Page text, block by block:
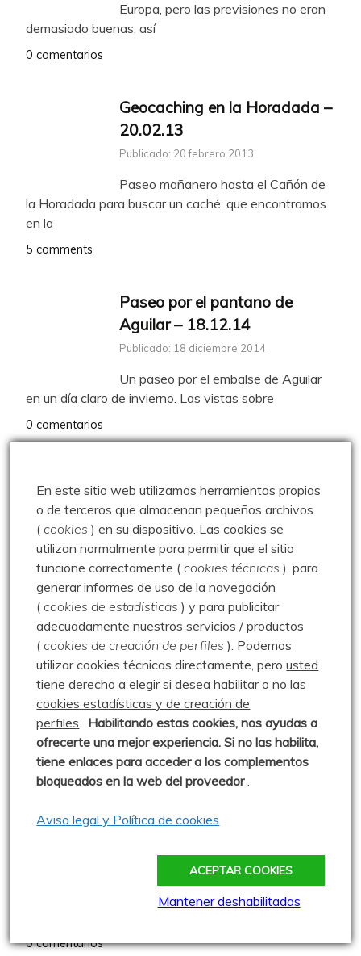
Europa, pero las previsiones no eran
demasiado buenas, así
0 comentarios
Geocaching en la Horadada –
20.02.13
Publicado: 20 febrero 2013
Paseo mañanero hasta el Cañón de
la Horadada para buscar un caché, que encontramos
en la
5 comments
Paseo por el pantano de
Aguilar – 18.12.14
Publicado: 18 diciembre 2014
Un paseo por el embalse de Aguilar
en un día claro de invierno. Las vistas sobre
0 comentarios
Paseo corto por el Monte Calar,
aprovechando la mañana soleada.
Dejamos el coche en la Aceña
0 comentarios
Alto Camportillo – Monte
Calar – 07.11.04
Publicado: 7 noviembre 2004
Otro paseo con el grupo del que poco
despues saldría el Club de Montaña La Escalerilla.
0 comentarios
Mata del Fraile – 30.04.06
Otro paseo por este bosque de roble
y haya. En primavera está genial,
0 comentarios
En este sitio web utilizamos herramientas propias
o de terceros que almacenan pequeños archivos
(cookies ) en su dispositivo. Las cookies se
utilizan normalmente para permitir que el sitio
funcione correctamente (cookies técnicas ), para
generar informes de uso de la navegación
(cookies de estadísticas ) y para publicitar
adecuadamente nuestros servicios / productos
(cookies de creación de perfiles ). Podemos
utilizar cookies técnicas directamente, perousted
tiene derecho a elegir si desea habilitar o no las
cookies estadísticas y de creación de
perfiles . Habilitando estas cookies, nos ayudas a
ofrecerte una mejor experiencia. Si no las habilita,
tiene enlaces para acceder a los complementos
bloqueados en la web del proveedor.
Aviso legal y Política de cookies
ACEPTAR COOKIES
Mantener deshabilitadas